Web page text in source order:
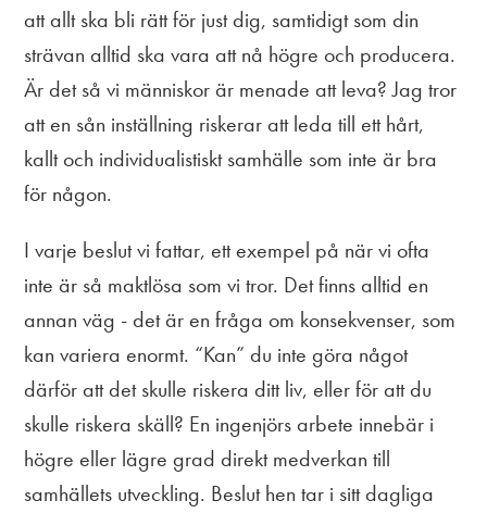
att allt ska bli rätt för just dig, samtidigt som din
strävan alltid ska vara att nå högre och producera.
Är det så vi människor är menade att leva? Jag tror
att en sån inställning riskerar att leda till ett hårt,
kallt och individualistiskt samhälle som inte är bra
för någon.
I varje beslut vi fattar, ett exempel på när vi ofta
inte är så maktlösa som vi tror. Det finns alltid en
annan väg - det är en fråga om konsekvenser, som
kan variera enormt. “Kan” du inte göra något
därför att det skulle riskera ditt liv, eller för att du
skulle riskera skäll? En ingenjörs arbete innebär i
högre eller lägre grad direkt medverkan till
samhällets utveckling. Beslut hen tar i sitt dagliga